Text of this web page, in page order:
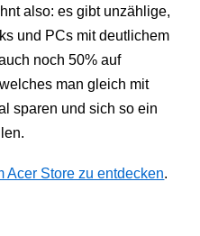
also: es gibt unzählige,
und PCs mit deutlichem
noch 50% auf
man gleich mit
sparen und sich so ein
Acer Store zu entdecken.